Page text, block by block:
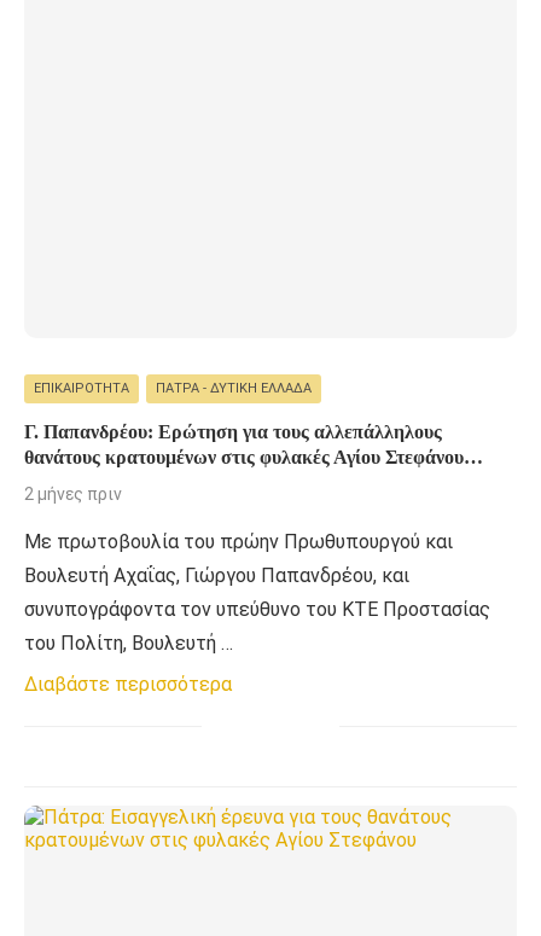
ΕΠΙΚΑΙΡΌΤΗΤΑ ΠΆΤΡΑ - ΔΥΤΙΚΉ ΕΛΛΆΔΑ
Γ. Παπανδρέου: Ερώτηση για τους αλλεπάλληλους
θανάτους κρατουμένων στις φυλακές Αγίου Στεφάνου
Πάτρας
2 μήνες πριν
Με πρωτοβουλία του πρώην Πρωθυπουργού και
Βουλευτή Αχαΐας, Γιώργου Παπανδρέου, και
συνυπογράφοντα τον υπεύθυνο του ΚΤΕ Προστασίας
του Πολίτη, Βουλευτή …
Διαβάστε περισσότερα